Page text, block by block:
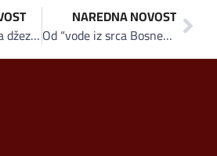
Vispakova najveća džezva na svijetu napunila 13 godina
NAREDNA NOVOST
Od “vode iz srca Bosne” do “vode koja osvaja”